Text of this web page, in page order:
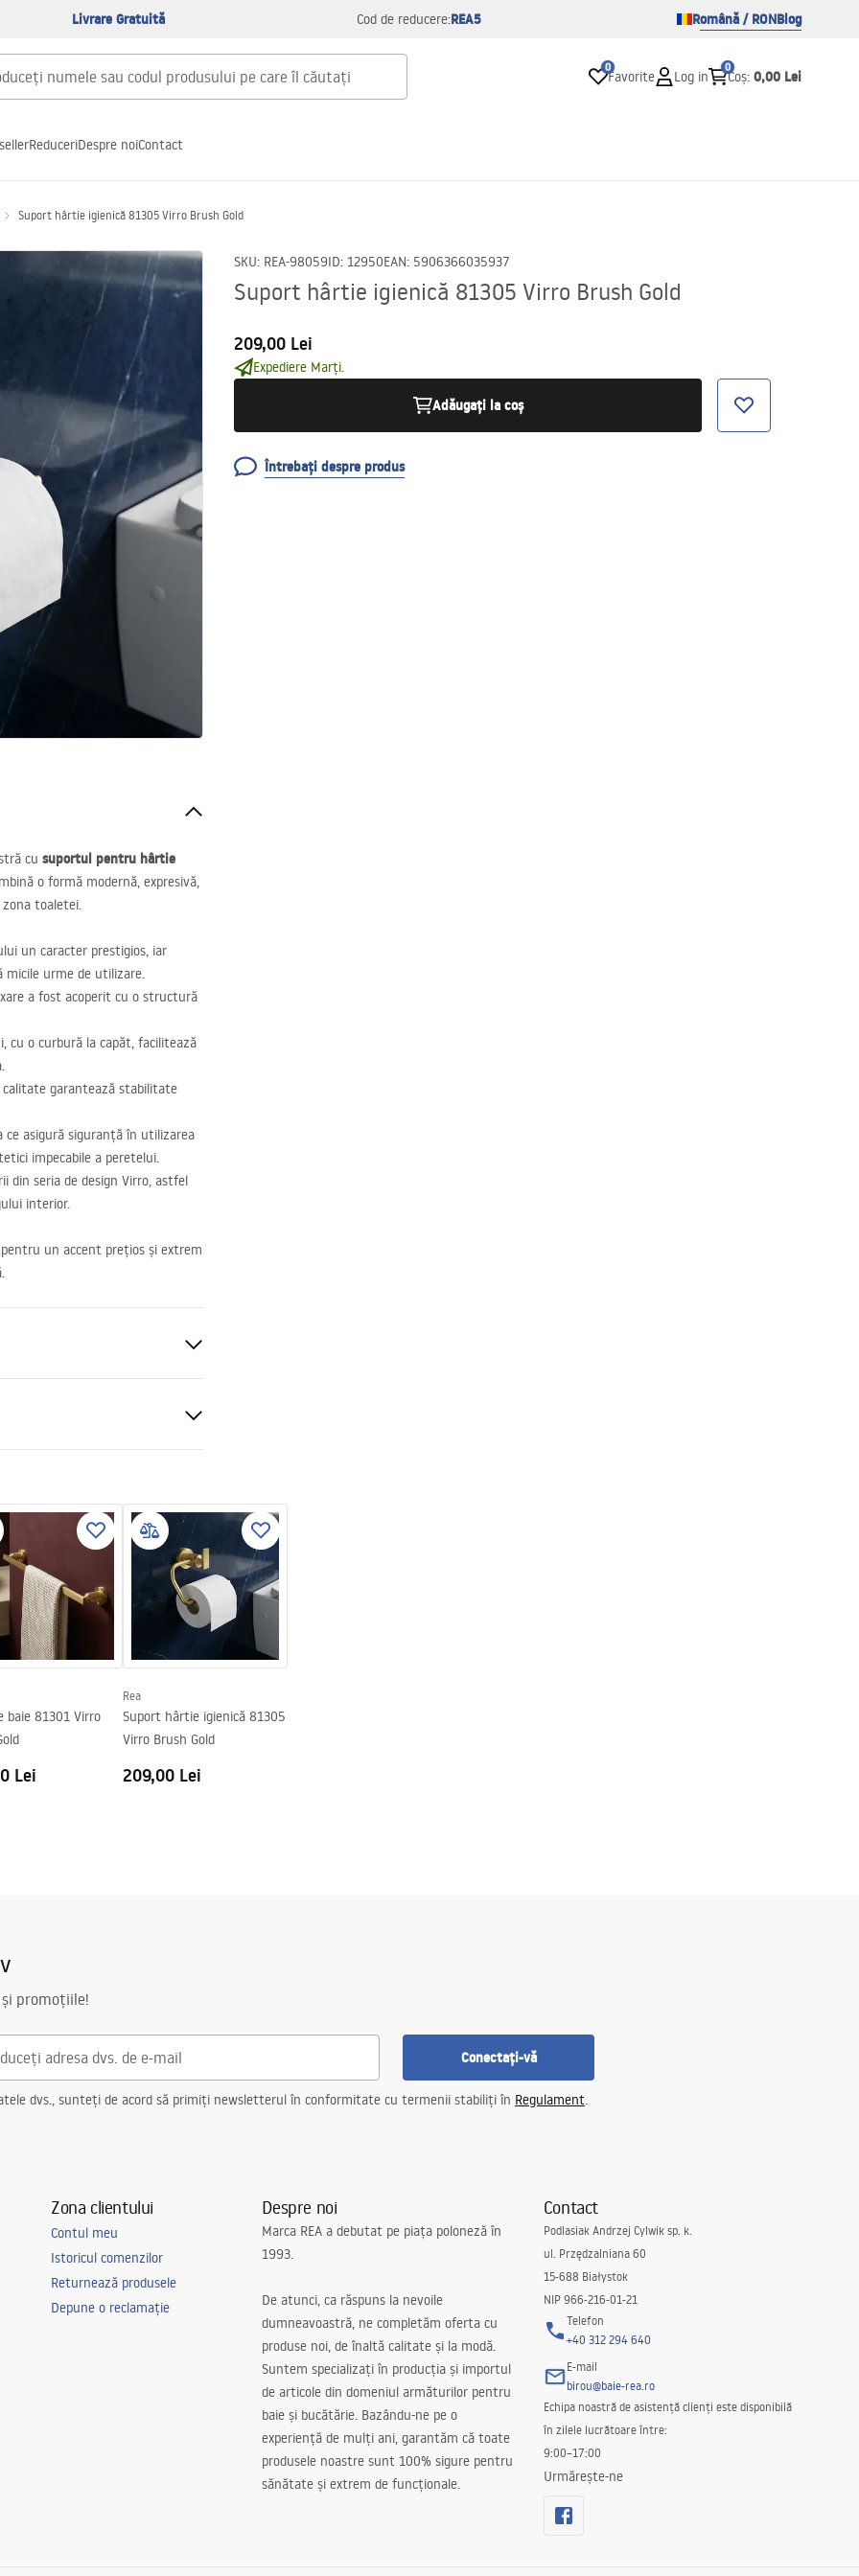
Livrare Gratuită Cod de reducere:REA5 Română / RONBlog
0
Favorite Log in
0
Coș: 0,00 Lei
ReduceriDespre noiContact
Suport hârtie igienică 81305 Virro Brush Gold
SKU: REA-98059ID: 12950EAN: 5906366035937
Suport hârtie igienică 81305 Virro Brush Gold
209,00 Lei
Expediere Marți.
Adăugați la coș
Întrebați despre produs
cu suportul pentru hârtie
o formă modernă, expresivă,
toaletei.
un caracter prestigios, iar
micile urme de utilizare.
a fost acoperit cu o structură
cu o curbură la capăt, facilitează
garantează stabilitate
asigură siguranță în utilizarea
impecabile a peretelui.
din seria de design Virro, astfel
interior.
un accent prețios și extrem
baie 81301 Virro
Lei
Rea
Suport hârtie igienică 81305
Virro Brush Gold
209,00 Lei
promoțiile!
Conectați-vă
dvs., sunteți de acord să primiți newsletterul în conformitate cu termenii stabiliți în Regulament.
Zona clientului
Contul meu
Istoricul comenzilor
Returnează produsele
Depune o reclamație
Despre noi
Marca REA a debutat pe piața poloneză în
1993.
De atunci, ca răspuns la nevoile
dumneavoastră, ne completăm oferta cu
produse noi, de înaltă calitate și la modă.
Suntem specializați în producția și importul
de articole din domeniul armăturilor pentru
baie și bucătărie. Bazându-ne pe o
experiență de mulți ani, garantăm că toate
produsele noastre sunt 100% sigure pentru
sănătate și extrem de funcționale.
Contact
Podlasiak Andrzej Cylwik sp. k.
ul. Przędzalniana 60
15-688 Białystok
NIP 966-216-01-21
Telefon
+40 312 294 640
E-mail
birou@baie-rea.ro
Echipa noastră de asistență clienți este disponibilă
în zilele lucrătoare între:
9:00–17:00
Urmărește-ne